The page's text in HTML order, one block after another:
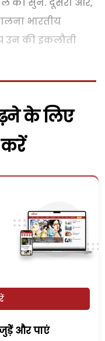
भारतीय
उन की इकलौती
के लिए
करें
और पाएं